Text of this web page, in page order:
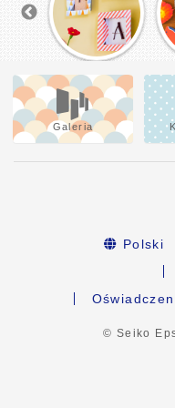
Galeria
Polski
© Seiko